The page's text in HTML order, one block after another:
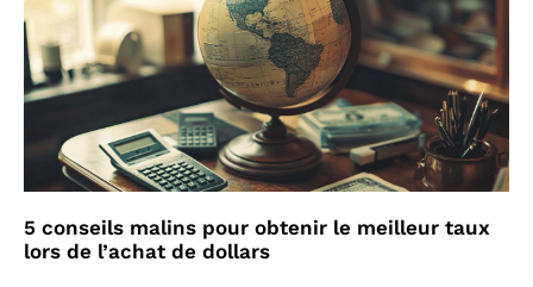
5 conseils malins pour obtenir le meilleur taux
lors de l’achat de dollars